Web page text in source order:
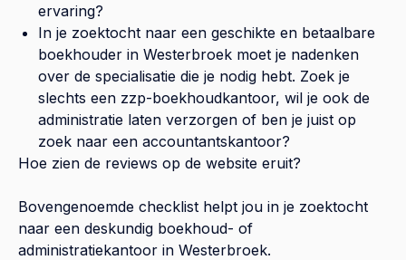
ervaring?
In je zoektocht naar een geschikte en betaalbare
boekhouder in Westerbroek moet je nadenken
over de specialisatie die je nodig hebt. Zoek je
slechts een zzp-boekhoudkantoor, wil je ook de
administratie laten verzorgen of ben je juist op
zoek naar een accountantskantoor?
Hoe zien de reviews op de website eruit?
Bovengenoemde checklist helpt jou in je zoektocht
naar een deskundig boekhoud- of
administratiekantoor in Westerbroek.